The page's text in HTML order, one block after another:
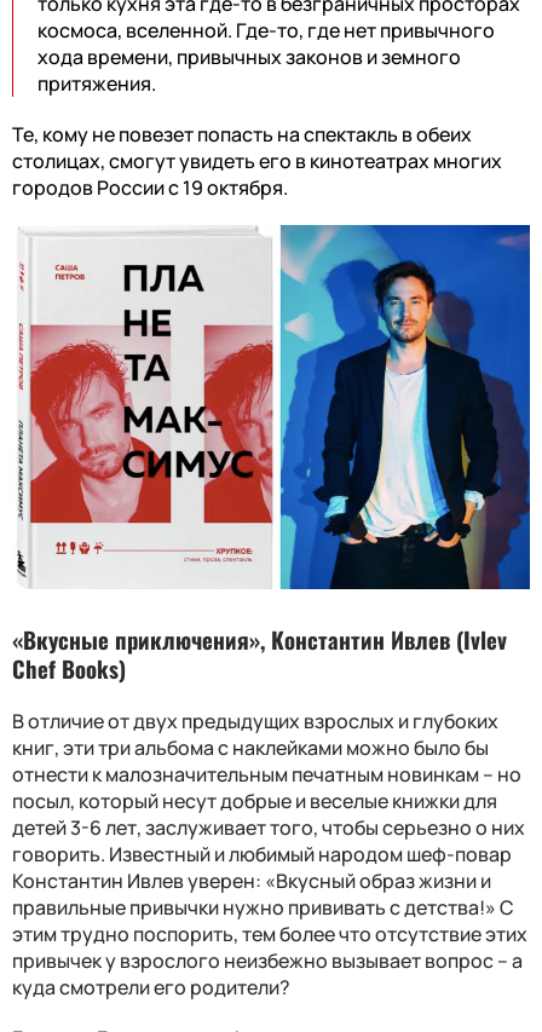
космоса, вселенной. Где-то, где нет привычного
хода времени, привычных законов и земного
притяжения.
Те, кому не повезет попасть на спектакль в обеих
столицах, смогут увидеть его в кинотеатрах многих
городов России с 19 октября.
«Вкусные приключения», Константин Ивлев (Ivlev
Chef Books)
В отличие от двух предыдущих взрослых и глубоких
книг, эти три альбома с наклейками можно было бы
отнести к малозначительным печатным новинкам – но
посыл, который несут добрые и веселые книжки для
детей 3-6 лет, заслуживает того, чтобы серьезно о них
говорить. Известный и любимый народом шеф-повар
Константин Ивлев уверен: «Вкусный образ жизни и
правильные привычки нужно прививать с детства!» С
этим трудно поспорить, тем более что отсутствие этих
привычек у взрослого неизбежно вызывает вопрос – а
куда смотрели его родители?